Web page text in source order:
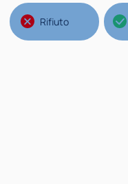
Rifiuto